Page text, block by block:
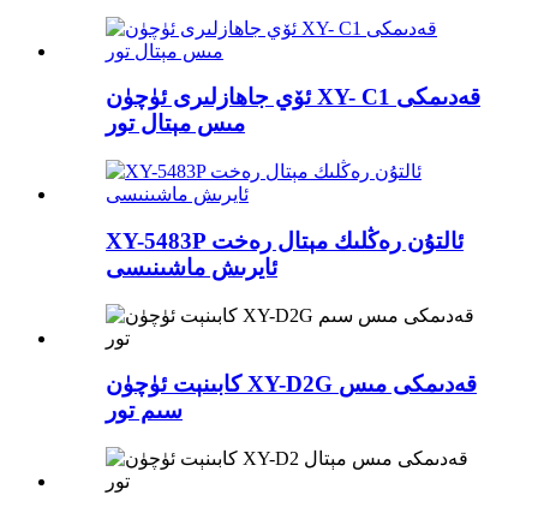
ئۆي جاھازلىرى ئۈچۈن XY- C1 قەدىمكى
مىس مېتال تور
XY-5483P ئالتۇن رەڭلىك مېتال رەخت
ئايرىش ماشىنىسى
كابىنېت ئۈچۈن XY-D2G قەدىمكى مىس
سىم تور